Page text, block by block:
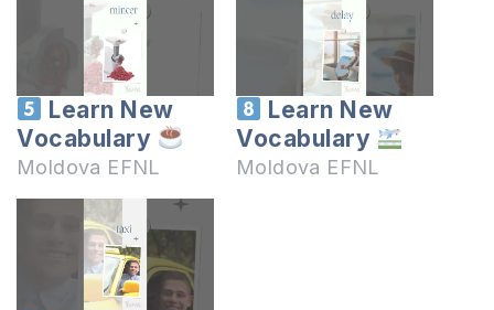
Learn New
Vocabulary
Moldova EFNL
Learn New
Vocabulary
Moldova EFNL